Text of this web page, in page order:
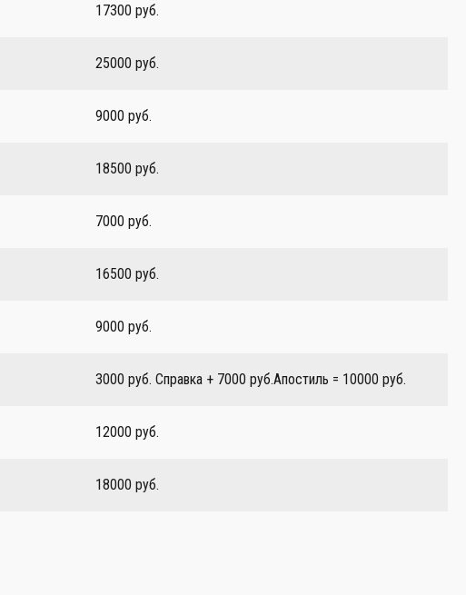
17300 руб.
25000 руб.
9000 руб.
18500 руб.
7000 руб.
16500 руб.
9000 руб.
3000 руб. Справка + 7000 руб.Апостиль = 10000 руб.
12000 руб.
18000 руб.